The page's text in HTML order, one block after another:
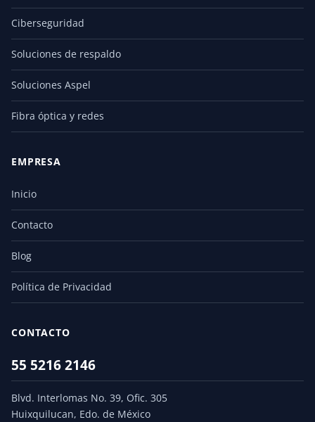
Ciberseguridad
Soluciones de respaldo
Soluciones Aspel
Fibra óptica y redes
EMPRESA
Inicio
Contacto
Blog
Política de Privacidad
CONTACTO
55 5216 2146
Blvd. Interlomas No. 39, Ofic. 305
Huixquilucan, Edo. de México